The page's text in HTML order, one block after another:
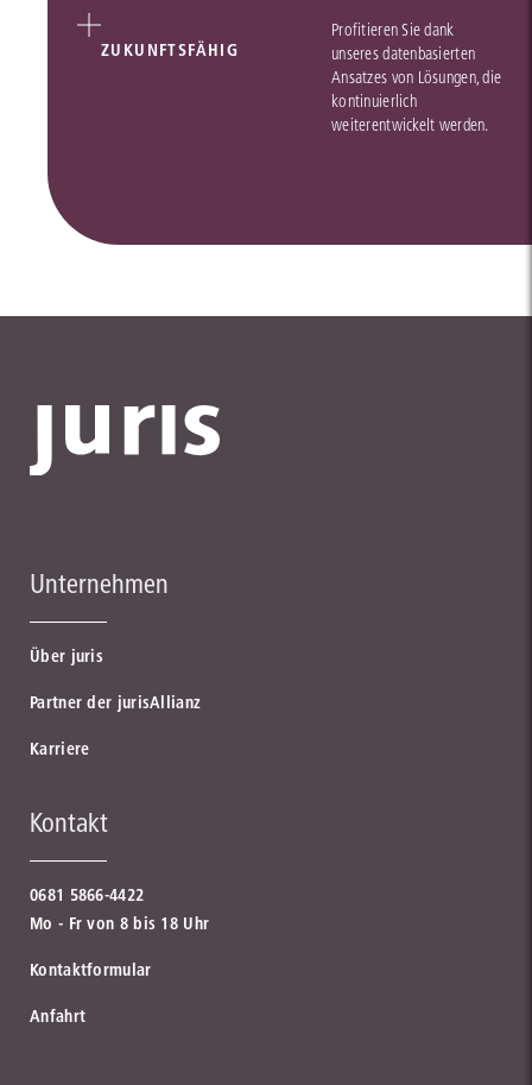
ZUKUNFTSFÄHIG
Profitieren Sie dank
unseres datenbasierten
Ansatzes von Lösungen, die
kontinuierlich
weiterentwickelt werden.
Unternehmen
Über juris
Partner der jurisAllianz
Karriere
Kontakt
0681 5866-4422
Mo - Fr von 8 bis 18 Uhr
Kontaktformular
Anfahrt